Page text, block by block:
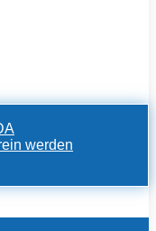
werden